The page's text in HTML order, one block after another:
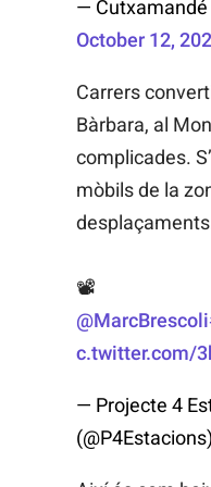
—
October 12,
Carrers
Bàrbara, al
complicades.
mòbils de la
📽️
@MarcBrescoli
c.twitter.com/
— Projecte 4
(@P4Estacions)